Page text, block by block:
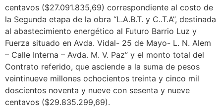
centavos ($27.091.835,69) correspondiente al costo de
la Segunda etapa de la obra “L.A.B.T. y C..T.A”, destinada
al abastecimiento energético al Futuro Barrio Luz y
Fuerza situado en Avda. Vidal- 25 de Mayo- L. N. Alem
– Calle Interna – Avda. M. V. Paz” y el monto total del
Contrato referido, que asciende a la suma de pesos
veintinueve millones ochocientos treinta y cinco mil
doscientos noventa y nueve con sesenta y nueve
centavos ($29.835.299,69).